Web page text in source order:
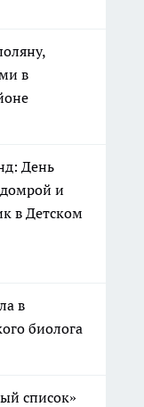
в
День
и
в Детском
в
биолога
список»